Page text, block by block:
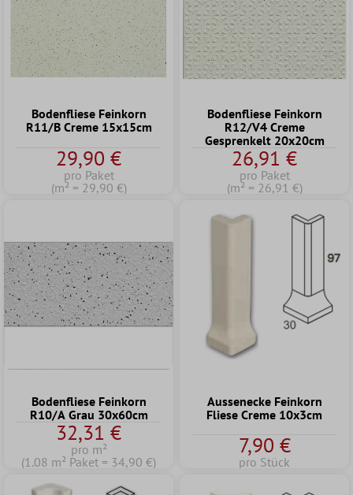
Bodenfliese Feinkorn
R11/B Creme 15x15cm
29,90 €
pro Paket
(m² = 29,90 €)
Bodenfliese Feinkorn
R12/V4 Creme
Gesprenkelt 20x20cm
26,91 €
pro Paket
(m² = 26,91 €)
Bodenfliese Feinkorn
R10/A Grau 30x60cm
32,31 €
pro m²
(1.08 m² Paket = 34,90 €)
Aussenecke Feinkorn
Fliese Creme 10x3cm
7,90 €
pro Stück